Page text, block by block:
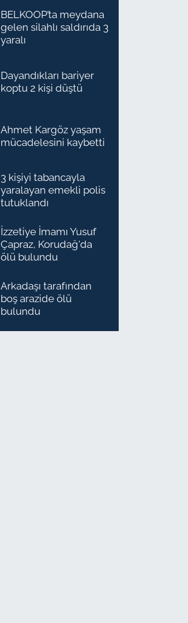
BELKOOP’ta meydana
gelen silahlı saldırıda 3
yaralı
Dayandıkları bariyer
koptu 2 kişi düştü
Ahmet Kargöz yaşam
mücadelesini kaybetti
3 kişiyi tabancayla
yaralayan emekli polis
tutuklandı
İzzetiye İmamı Yusuf
Çapraz, Korudağ'da
ölü bulundu
Arkadaşı tarafından
boş arazide ölü
bulundu